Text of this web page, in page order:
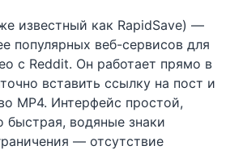
известный как RapidSave) —
популярных веб-сервисов для
с Reddit. Он работает прямо в
вставить ссылку на пост и
MP4. Интерфейс простой,
быстрая, водяные знаки
— отсутствие